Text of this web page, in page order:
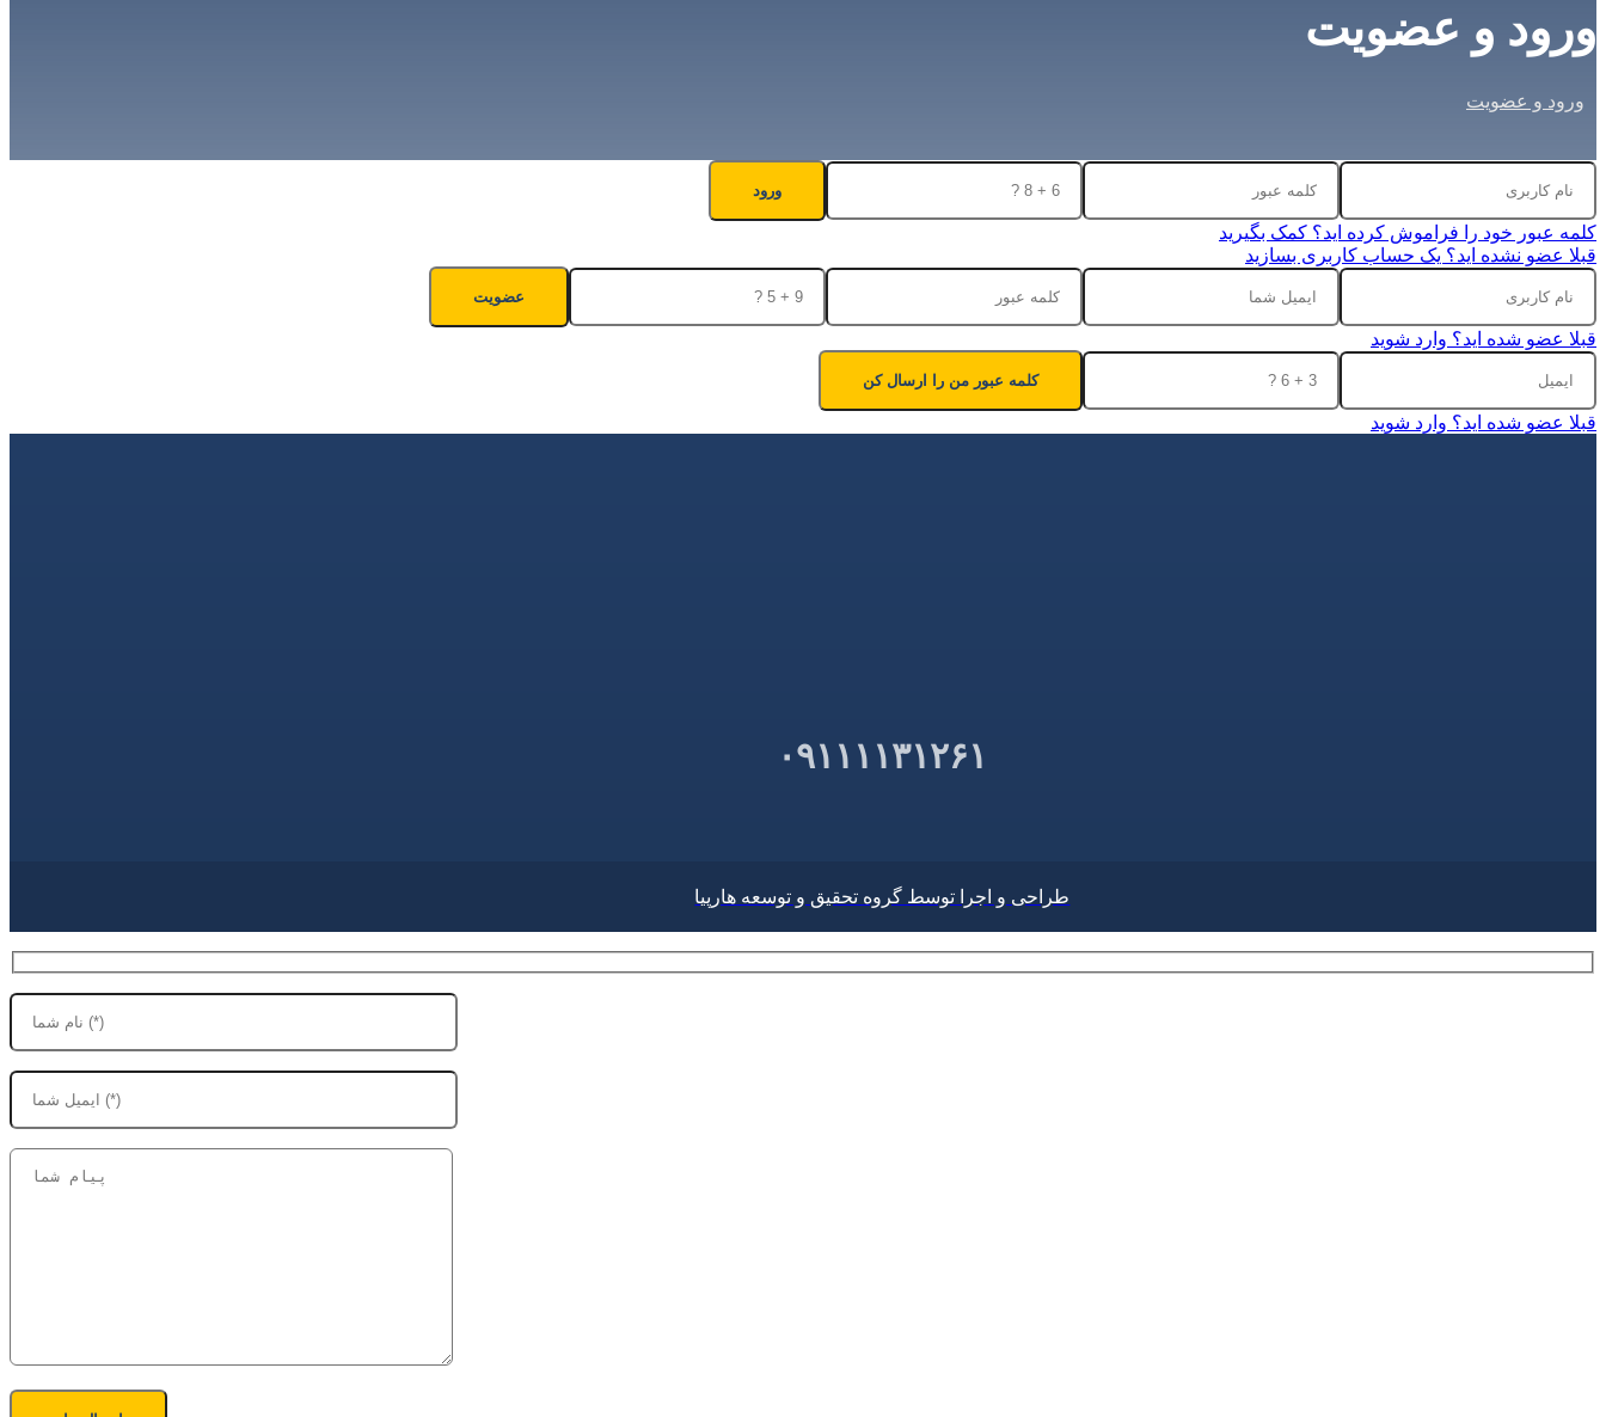
ورود و عضویت
ورود و عضویت
کلمه عبور خود را فراموش کرده اید؟ کمک بگیرید
قبلا عضو نشده اید؟ یک حساب کاربری بسازید
قبلا عضو شده اید؟ وارد شوید
قبلا عضو شده اید؟ وارد شوید
۰۹۱۱۱۱۳۱۲۶۱
طراحی و اجرا توسط گروه تحقیق و توسعه هارپیا